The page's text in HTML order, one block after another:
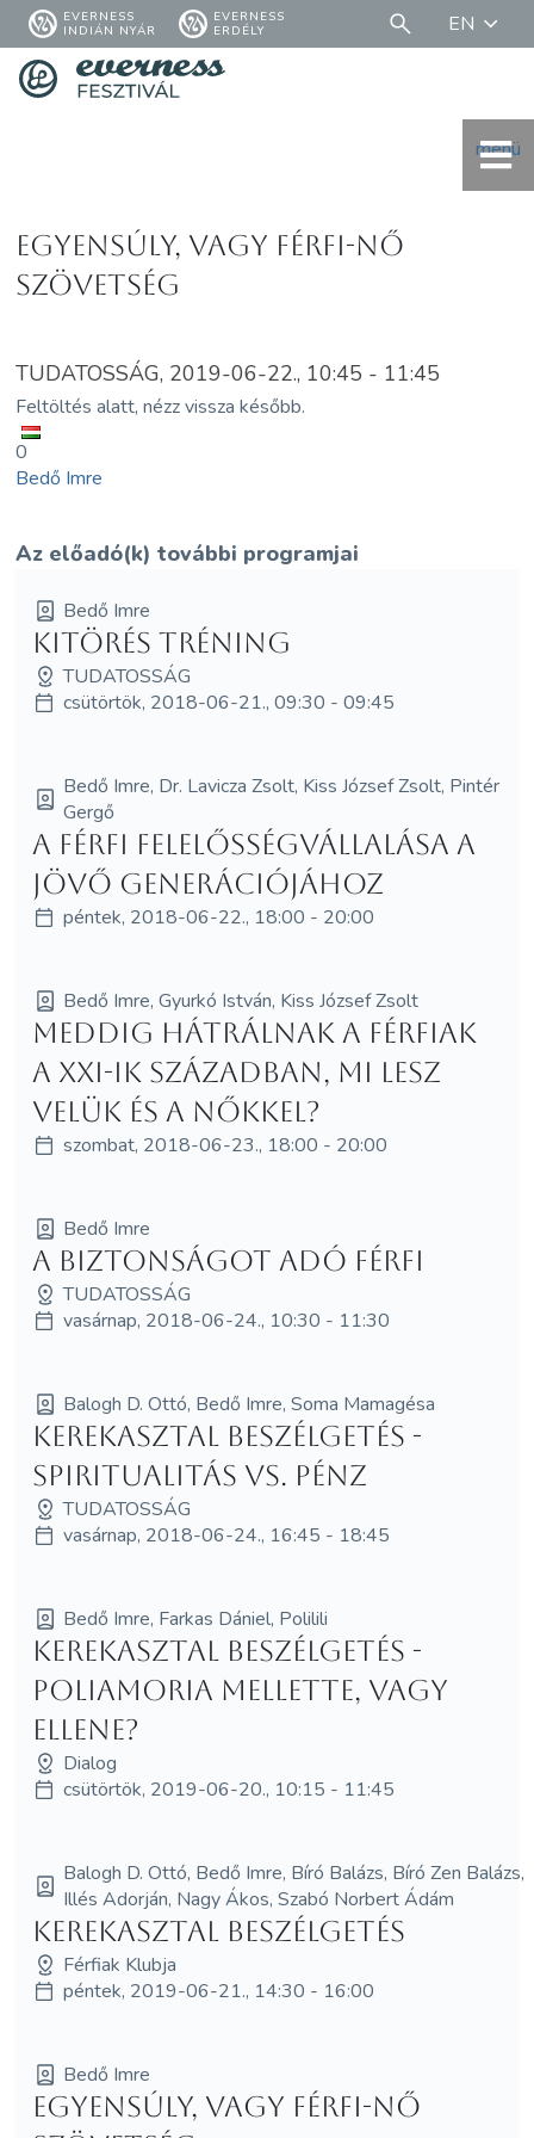
EVERNESS
INDIÁN NYÁR
EVERNESS
ERDÉLY
EN
menü
Egyensúly, vagy férfi-nő
szövetség
TUDATOSSÁG, 2019-06-22., 10:45 - 11:45
Feltöltés alatt, nézz vissza később.
0
Bedő Imre
Az előadó(k) további programjai
Bedő Imre
Kitörés tréning
TUDATOSSÁG
csütörtök, 2018-06-21., 09:30 - 09:45
Bedő Imre, Dr. Lavicza Zsolt, Kiss József Zsolt, Pintér
Gergő
A férfi felelősségvállalása a
jövő generációjához
péntek, 2018-06-22., 18:00 - 20:00
Bedő Imre, Gyurkó István, Kiss József Zsolt
Meddig hátrálnak a férfiak
a XXI-ik században, mi lesz
velük és a nőkkel?
szombat, 2018-06-23., 18:00 - 20:00
Bedő Imre
A biztonságot adó Férfi
TUDATOSSÁG
vasárnap, 2018-06-24., 10:30 - 11:30
Balogh D. Ottó, Bedő Imre, Soma Mamagésa
Kerekasztal beszélgetés -
Spiritualitás VS. pénz
TUDATOSSÁG
vasárnap, 2018-06-24., 16:45 - 18:45
Bedő Imre, Farkas Dániel, Polilili
Kerekasztal beszélgetés -
Poliamoria mellette, vagy
ellene?
Dialog
csütörtök, 2019-06-20., 10:15 - 11:45
Balogh D. Ottó, Bedő Imre, Bíró Balázs, Bíró Zen Balázs,
Illés Adorján, Nagy Ákos, Szabó Norbert Ádám
Kerekasztal beszélgetés
Férfiak Klubja
péntek, 2019-06-21., 14:30 - 16:00
Bedő Imre
Egyensúly, vagy férfi-nő